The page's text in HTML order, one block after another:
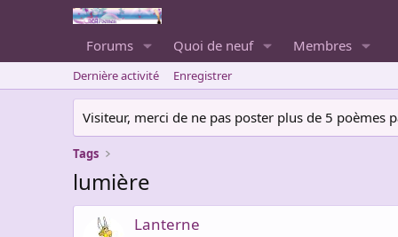
Forums Quoi de neuf Membres
Dernière activité Enregistrer
Visiteur, merci de ne pas poster plus de 5 poèmes
Tags
lumière
Lanterne